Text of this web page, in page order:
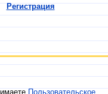
Регистрация
Пользовательское